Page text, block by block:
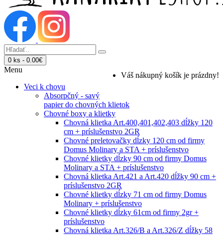
0 ks - 0.00€
Váš nákupný košík je prázdny!
Menu
Veci k chovu
Absorpčný - savý
papier do chovných klietok
Chovné boxy a klietky
Chovná klietka Art.400,401,402,403 dĺžky 120
cm + príslušenstvo 2GR
Chovné preletovačky dĺzky 120 cm od firmy
Domus Molinary a STA + príslušenstvo
Chovné klietky dĺzky 90 cm od firmy Domus
Molinary a STA + príslušenstvo
Chovná klietka Art.421 a Art.420 dĺžky 90 cm +
príslušenstvo 2GR
Chovné klietky dĺzky 71 cm od firmy Domus
Molinary + príslušenstvo
Chovné klietky dĺzky 61cm od firmy 2gr +
príslušenstvo
Chovná klietka Art.326/B a Art.326/Z dĺžky 58